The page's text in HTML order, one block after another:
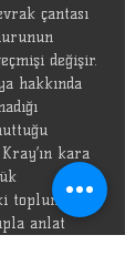
çantası
değişir.
hakkında
kara
toplumsal-
anlat